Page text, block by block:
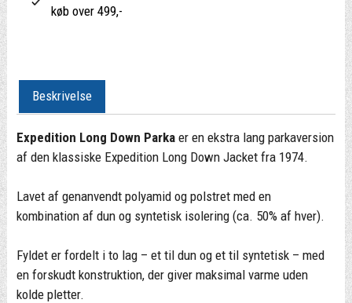
køb over 499,-
Beskrivelse
Expedition Long Down Parkaer en ekstra lang parkaversion
af den klassiske Expedition Long Down Jacket fra 1974.
Lavet af genanvendt polyamid og polstret med en
kombination af dun og syntetisk isolering (ca. 50% af hver).
Fyldet er fordelt i to lag – et til dun og et til syntetisk – med
en forskudt konstruktion, der giver maksimal varme uden
kolde pletter.